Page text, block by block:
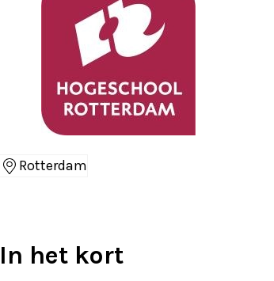
Rotterdam
In het kort